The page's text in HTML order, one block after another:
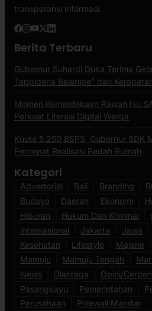
transparansi informasi.
Berita Terbaru
Gubernur Suhardi Duka Terima
Tappidena Balanipa” dari
Momen Kemerdekaan Rawan Isu
Perkuat Literasi Digital Warga
Kuota 5.250 BSPS, Gubernur SDK
Percepat Realisasi Bedah Rumah
Kategori
Advertorial Bali Branding
Budaya
Daerah Ekonomi
Hiburan
Hukum Dan Kriminal
Internasional
Jakarta Jawa
Kesehatan
Lifestyle Majene
Mamuju
Mamuju Tengah
News
Olahraga Opini/Cerpen
Pasangkayu
Pemerintahan
Perusahaan
Polewali Mandar